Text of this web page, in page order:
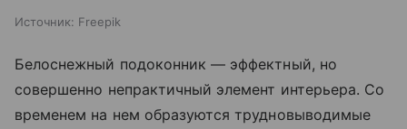
Источник: Freepik
Белоснежный подоконник — эффектный, но
совершенно непрактичный элемент интерьера. Со
временем на нем образуются трудновыводимые